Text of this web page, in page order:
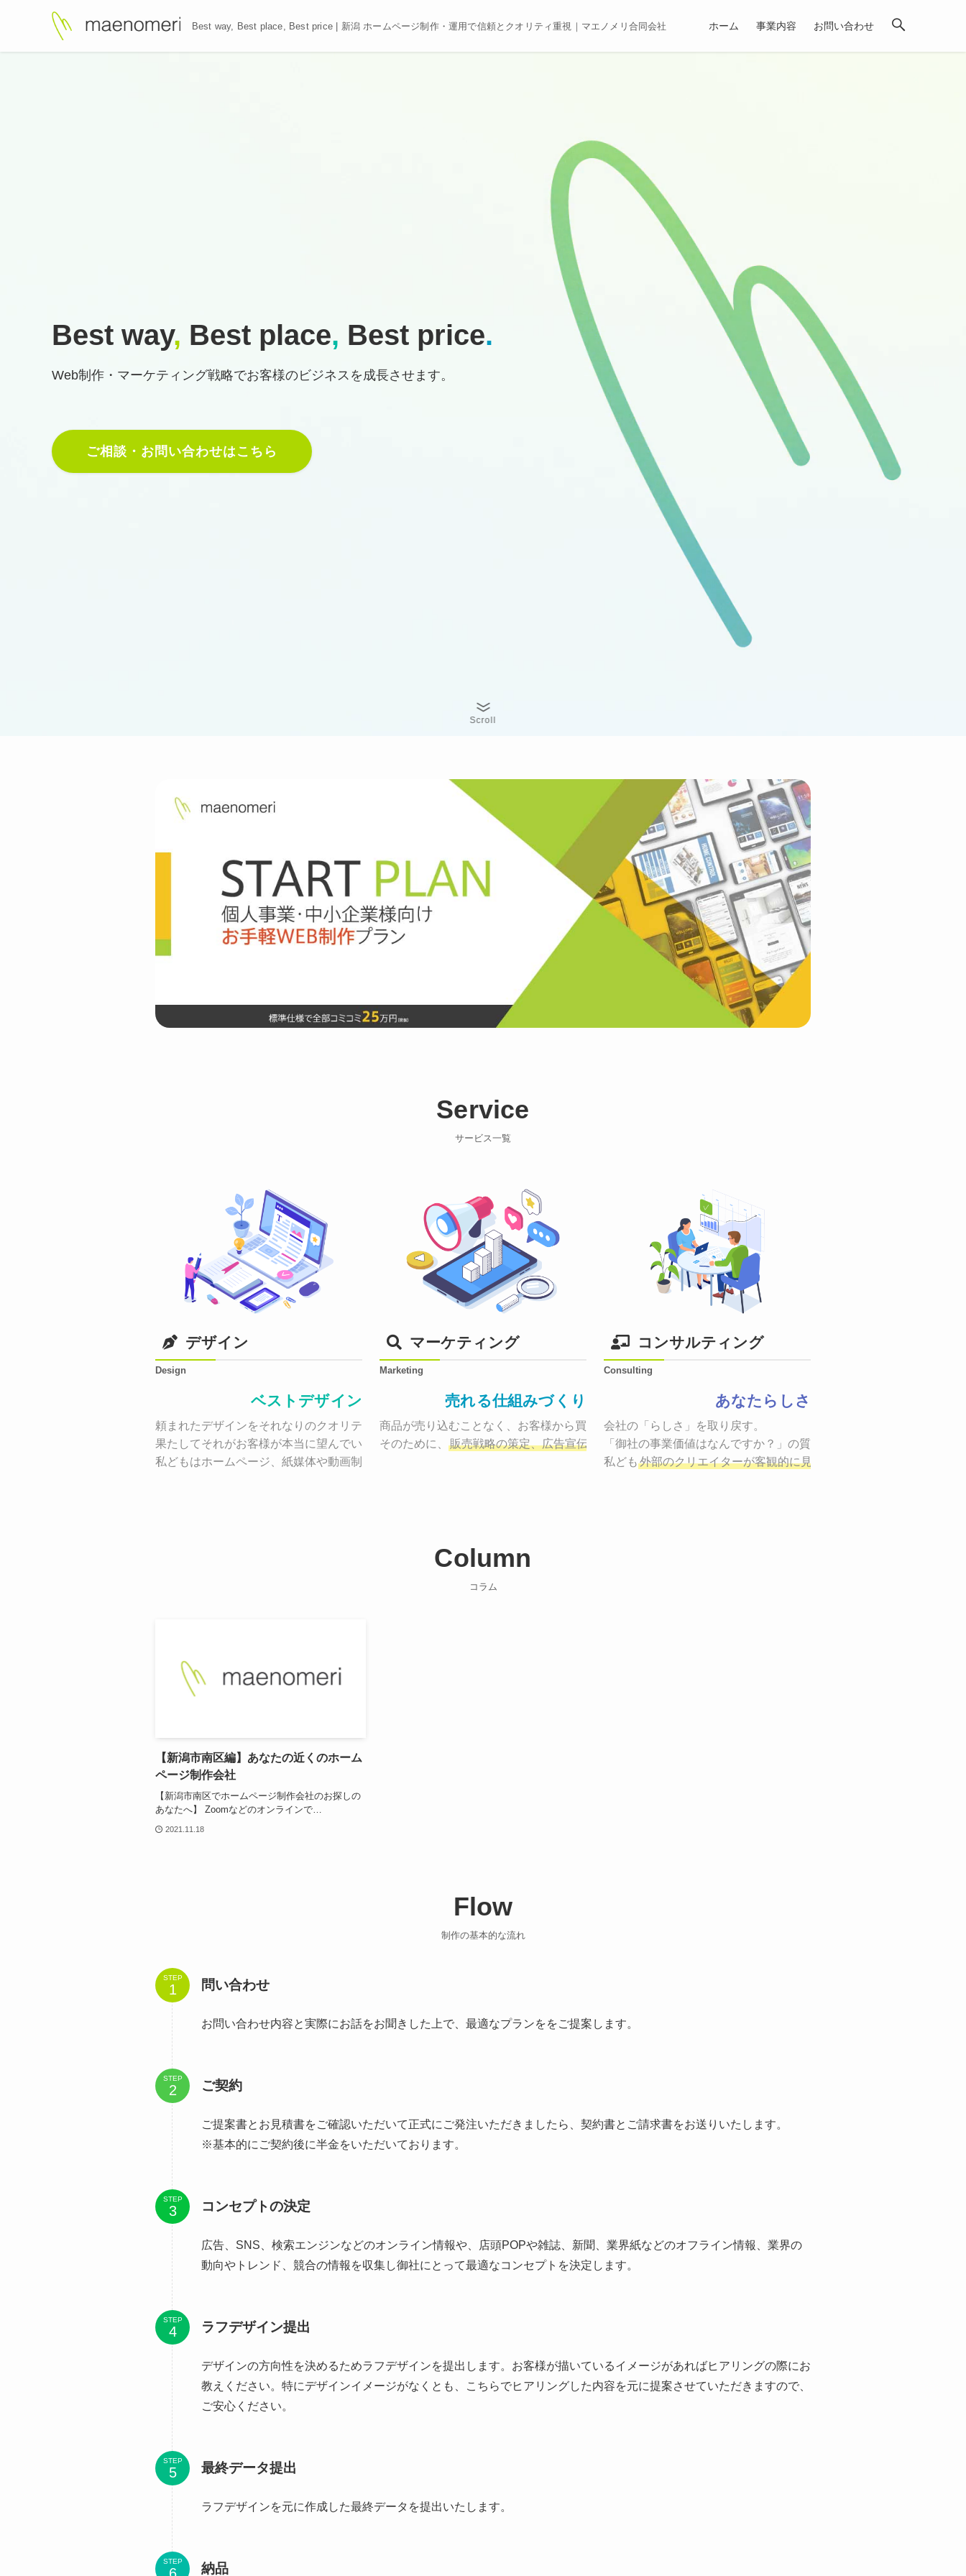
Best way, Best place, Best price | 新潟 ホームページ制作・運用で信頼とクオリティ重視｜マエノメリ合同会社 ホーム 事業内容 お問い合わせ
Best way, Best place, Best price.
Web制作・マーケティング戦略でお客様のビジネスを成長させます。
ご相談・お問い合わせはこちら
Scroll
Service
サービス一覧
デザイン
Design
ベストデザイン
頼まれたデザインをそれなりのクオリティーで作り納品する。
果たしてそれがお客様が本当に望んでいた、デザインのゴールでしょうか。
私どもはホームページ、紙媒体や動画制作まで
お客様のサービスを適した場所へ届けるために、適切な方法を企画しご提案いたします。
マーケティング
Marketing
売れる仕組みづくり
商品が売り込むことなく、お客様から買いたくなる状態をつくるために、適した場所へ適切なターゲットに向け
そのために、
販売戦略の策定、広告宣伝に効果検証までの一連のプロセスを考え実行・検証・修正
コンサルティング
Consulting
あなたらしさ
会社の「らしさ」を取り戻す。
「御社の事業価値はなんですか？」の質問に答えることはできるでし
私ども 外部のクリエイターが客観的に見ながら最終的な絵を描き、
Column
コラム
【新潟市南区編】あなたの近くのホーム
ページ制作会社
【新潟市南区でホームページ制作会社のお探しの
あなたへ】 Zoomなどのオンラインで…
2021.11.18
Flow
制作の基本的な流れ
STEP 問い合わせ
お問い合わせ内容と実際にお話をお聞きした上で、最適なプランををご提案します。
STEP ご契約
ご提案書とお見積書をご確認いただいて正式にご発注いただきましたら、契約書とご請求書をお送りいたします。
※基本的にご契約後に半金をいただいております。
STEP コンセプトの決定
広告、SNS、検索エンジンなどのオンライン情報や、店頭POPや雑誌、新聞、業界紙などのオフライン情報、業界の
動向やトレンド、競合の情報を収集し御社にとって最適なコンセプトを決定します。
STEP ラフデザイン提出
デザインの方向性を決めるためラフデザインを提出します。お客様が描いているイメージがあればヒアリングの際にお
教えください。特にデザインイメージがなくとも、こちらでヒアリングした内容を元に提案させていただきますので、
ご安心ください。
STEP 最終データ提出
ラフデザインを元に作成した最終データを提出いたします。
STEP 納品